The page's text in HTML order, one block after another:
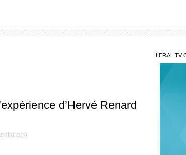
d’Hervé Renard
LERAL TV